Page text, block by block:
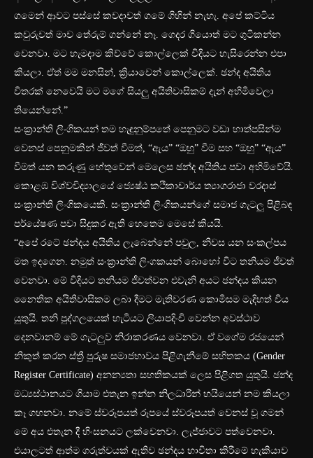
ගමෙන් ආවට පස්සේ කවදාවත් ගමේ ගිහින් නැහැ. අපේ කට්ටිය
කවුරුවත් මාව තේරුම් ගන්නේ නෑ. ගෙදර ගියොත් මට ගුටිකන්න
වෙනවා. මට හැමදාම කිව්වේ කොල්ලෙක් විදියට හැසිරෙන්න එපා
කියලා. ඒත් මම මනසින්, ක්‍රියාවෙන් කොල්ලෙක්. ඡන්ද අයිතිය
විතරක් නෙවෙයි මට මගේ සියලු අයිතිවාසිකම් දැන් අහිමිවෙලා
තියෙන්නේ.”
සංක්‍රාන්ති ලිංගිකයන් තම හැඳුනුම්පතේ පෙනුමට වඩා හාත්පසින්ම
වෙනස් පෙනුමකින් ජීවත් වීමත්, “ඇය” “ඔහු” වීම සහ “ඔහු” “ඇය”
වීමත් යන කරුණු හේතුවෙන් මෙලෙස ඡන්ද අයිතිය පවා අහිමිවේයි.
කොළඹ විශ්වවිද්‍යාලයේ ජ්‍යෙෂ්ඨ කථිකාචාර්ය ත්‍යාගරාජා වරදාස්
සංක්‍රාන්ති ලිංගිකයෙකි. සංක්‍රාන්ති ලිංගිකයන්ගේ සමාජ ගැටලු පිළිබඳ
පර්යේෂණ පවා සිදුකර ඇති හෙතෙම මෙසේ කියයි.
“අපේ රටේ ඡන්දය අයිතිය ලැබෙන්නේ පවුල, නිවස යන සංකල්පය
මත ඉදගෙන. නමුත් සංක්‍රාන්ති ලිංගකයන් බොහෝ විට තනියම ජීවත්
වෙනවා. මේ විදියට තනියම ජීවත්වන එවැනි අයට ඡන්දය කියන
නෛතික අයිතිවාසිකම ලබා දීමට මැතිවරණ කොමිසම මැදිහත් විය
යුතුයි. තනි පුද්ගලයෙක් හැටියට ලියාපදිංචි වෙන්න අවස්ථාව
දෙනවානම් මේ ගැටලුව නිරාකරණය වෙනවා. ඒ වගේම රජයෙන්
නිකුත් කරන ස්ත්‍රී පුරුෂ සමාජභාවය පිළිගැනීමේ සහිතකය (Gender
Register Certificate) අනන්‍යතා සහතිකයක් ලෙස පිළිගත යුතුයි. ඡන්ද
මධ්‍යස්ථානයට ගියාම එතැන ඉන්න නිලධාරීන් හයියෙන් නම කියලා
කෑ ගහනවා. නමේ ස්වරූපයත් රූපයේ ස්වරූපයත් වෙනස් වූ ගමන්
මේ අය එතැන දී හිංසනයට ලක්වෙනවා. ලැජ්ජාවට පත්වෙනවා.
එයාලටත් ආත්ම ගරුත්වයක් ඇතිව ඡන්දය භාවිතා කිරීමේ හැකියාව